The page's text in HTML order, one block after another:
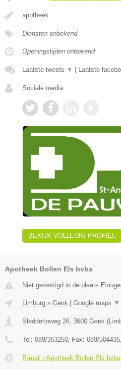
apotheek
Diensten onbekend
Openingstijden onbekend
Laatste tweets ▼ Laatste
Sociale media:
BEKIJK VOLLEDIG PROFIEL
Apotheek Bollen Els bvba
Niet gevestigd in de plaats
Limburg » Genk Google maps ▼
Sledderloweg 26 3600 Genk (
Tel: 089/353250 , Fax: 089/504435
E-mail › Apotheek Bollen Els bvba